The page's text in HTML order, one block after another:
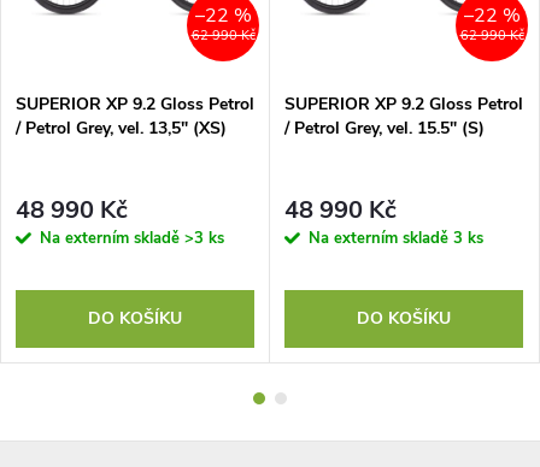
62 990 Kč
–22 %
SUPERIOR XP 9.2 Gloss Petrol
/ Petrol Grey, vel. 13,5" (XS)
48 990 Kč
Na externím skladě >3 ks
DO KOŠÍKU
62 990 Kč
–22 %
SUPERIOR XP 9.2 Gloss Petrol
/ Petrol Grey, vel. 15.5" (S)
48 990 Kč
Na externím skladě 3 ks
DO KOŠÍKU